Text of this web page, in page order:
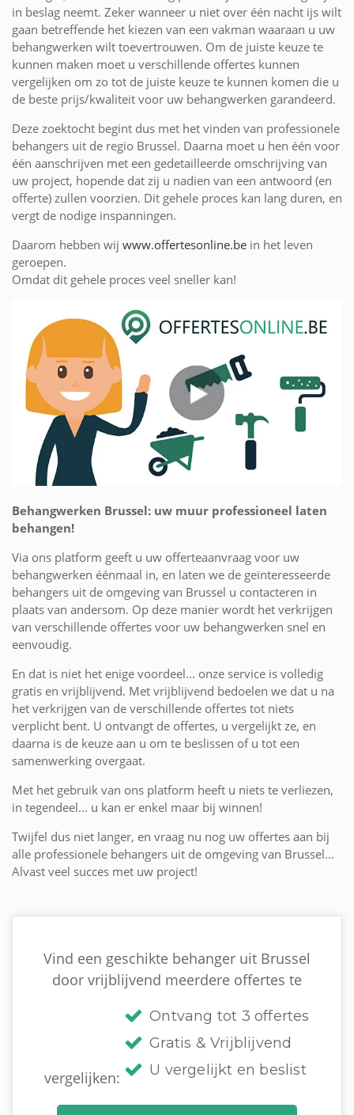
in beslag neemt. Zeker wanneer u niet over één nacht ijs wilt
gaan betreffende het kiezen van een vakman waaraan u uw
behangwerken wilt toevertrouwen. Om de juiste keuze te
kunnen maken moet u verschillende offertes kunnen
vergelijken om zo tot de juiste keuze te kunnen komen die u
de beste prijs/kwaliteit voor uw behangwerken garandeerd.
Deze zoektocht begint dus met het vinden van professionele
behangers uit de regio Brussel. Daarna moet u hen één voor
één aanschrijven met een gedetailleerde omschrijving van
uw project, hopende dat zij u nadien van een antwoord (en
offerte) zullen voorzien. Dit gehele proces kan lang duren, en
vergt de nodige inspanningen.
Daarom hebben wij www.offertesonline.be in het leven
geroepen.
Omdat dit gehele proces veel sneller kan!
Behangwerken Brussel: uw muur professioneel laten
behangen!
Via ons platform geeft u uw offerteaanvraag voor uw
behangwerken éénmaal in, en laten we de geïnteresseerde
behangers uit de omgeving van Brussel u contacteren in
plaats van andersom. Op deze manier wordt het verkrijgen
van verschillende offertes voor uw behangwerken snel en
eenvoudig.
En dat is niet het enige voordeel... onze service is volledig
gratis en vrijblijvend. Met vrijblijvend bedoelen we dat u na
het verkrijgen van de verschillende offertes tot niets
verplicht bent. U ontvangt de offertes, u vergelijkt ze, en
daarna is de keuze aan u om te beslissen of u tot een
samenwerking overgaat.
Met het gebruik van ons platform heeft u niets te verliezen,
in tegendeel... u kan er enkel maar bij winnen!
Twijfel dus niet langer, en vraag nu nog uw offertes aan bij
alle professionele behangers uit de omgeving van Brussel...
Alvast veel succes met uw project!
Vind een geschikte behanger uit Brussel
door vrijblijvend meerdere offertes te
vergelijken:
Ontvang tot 3 offertes
Gratis & Vrijblijvend
U vergelijkt en beslist